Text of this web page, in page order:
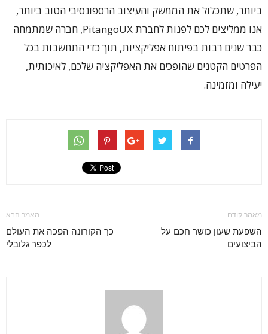
ביותר, שתכלול את הממשק והעיצוב הרספונסיבי הטוב ביותר,
אנו ממליצים לכם לפנות לחברת PitangoUX, חברה שמתמחה
כבר שנים רבות בפיתוח אפליקציות, תוך כדי התחשבות בכל
הפרטים הקטנים שהופכים את האפליקציה שלכם, לאיכותית,
יעילה ומזמינה.
מאמר קודם
השפעת שעון כושר חכם על
הביצועים
מאמר הבא
כך הקורונה הפכה את העולם
לכפר גלובלי